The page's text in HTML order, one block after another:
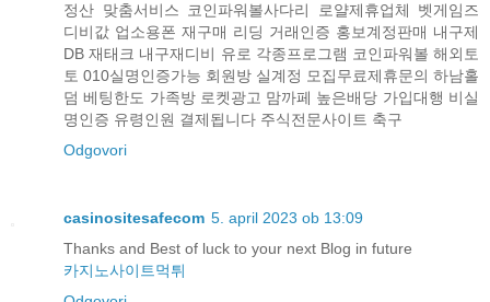
정산 맞춤서비스 코인파워볼사다리 로얄제휴업체 벳게임즈
디비값 업소용폰 재구매 리딩 거래인증 홍보계정판매 내구제
DB 재태크 내구재디비 유로 각종프로그램 코인파워볼 해외토
토 010실명인증가능 회원방 실계정 모집무료제휴문의 하남홀
덤 베팅한도 가족방 로켓광고 맘까페 높은배당 가입대행 비실
명인증 유령인원 결제됩니다 주식전문사이트 축구
Odgovori
casinositesafecom 5. april 2023 ob 13:09
Thanks and Best of luck to your next Blog in future
카지노사이트먹튀